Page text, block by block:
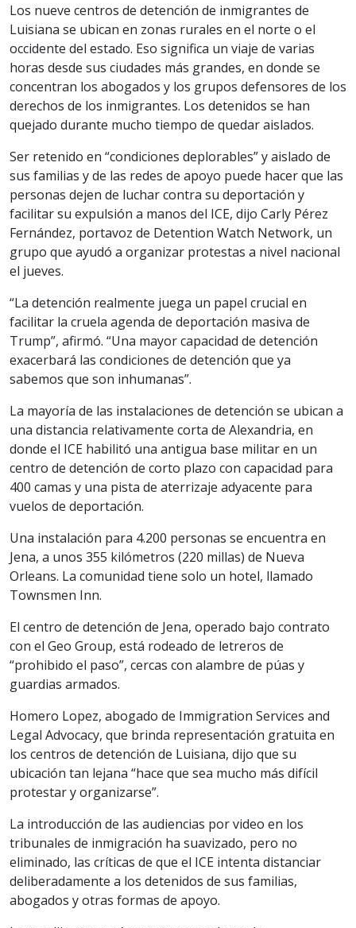
Los nueve centros de detención de inmigrantes de
Luisiana se ubican en zonas rurales en el norte o el
occidente del estado. Eso significa un viaje de varias
horas desde sus ciudades más grandes, en donde se
concentran los abogados y los grupos defensores de los
derechos de los inmigrantes. Los detenidos se han
quejado durante mucho tiempo de quedar aislados.
Ser retenido en “condiciones deplorables” y aislado de
sus familias y de las redes de apoyo puede hacer que las
personas dejen de luchar contra su deportación y
facilitar su expulsión a manos del ICE, dijo Carly Pérez
Fernández, portavoz de Detention Watch Network, un
grupo que ayudó a organizar protestas a nivel nacional
el jueves.
“La detención realmente juega un papel crucial en
facilitar la cruela agenda de deportación masiva de
Trump”, afirmó. “Una mayor capacidad de detención
exacerbará las condiciones de detención que ya
sabemos que son inhumanas”.
La mayoría de las instalaciones de detención se ubican a
una distancia relativamente corta de Alexandria, en
donde el ICE habilitó una antigua base militar en un
centro de detención de corto plazo con capacidad para
400 camas y una pista de aterrizaje adyacente para
vuelos de deportación.
Una instalación para 4.200 personas se encuentra en
Jena, a unos 355 kilómetros (220 millas) de Nueva
Orleans. La comunidad tiene solo un hotel, llamado
Townsmen Inn.
El centro de detención de Jena, operado bajo contrato
con el Geo Group, está rodeado de letreros de
“prohibido el paso”, cercas con alambre de púas y
guardias armados.
Homero Lopez, abogado de Immigration Services and
Legal Advocacy, que brinda representación gratuita en
los centros de detención de Luisiana, dijo que su
ubicación tan lejana “hace que sea mucho más difícil
protestar y organizarse”.
La introducción de las audiencias por video en los
tribunales de inmigración ha suavizado, pero no
eliminado, las críticas de que el ICE intenta distanciar
deliberadamente a los detenidos de sus familias,
abogados y otras formas de apoyo.